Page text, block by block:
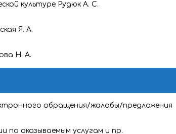
культуре Рудюк А. С.
Я. А.
Н. А.
обращения/жалобы/предложения
по оказываемым услугам и пр.